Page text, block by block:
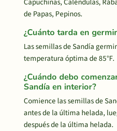
de Papas, Pepinos.
¿Cuánto tarda en
Las semillas de Sandía
temperatura óptima de 85°F.
¿Cuándo debo
Sandía en interior?
Comience las semillas de
antes de la última helada,
después de la última helada.